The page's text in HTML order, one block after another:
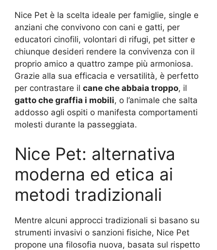
Nice Pet è la scelta ideale per famiglie, single e
anziani che convivono con cani e gatti, per
educatori cinofili, volontari di rifugi, pet sitter e
chiunque desideri rendere la convivenza con il
proprio amico a quattro zampe più armoniosa.
Grazie alla sua efficacia e versatilità, è perfetto
per contrastare il cane che abbaia troppo, il
gatto che graffia i mobili, o l’animale che salta
addosso agli ospiti o manifesta comportamenti
molesti durante la passeggiata.
Nice Pet: alternativa
moderna ed etica ai
metodi tradizionali
Mentre alcuni approcci tradizionali si basano su
strumenti invasivi o sanzioni fisiche, Nice Pet
propone una filosofia nuova, basata sul rispetto